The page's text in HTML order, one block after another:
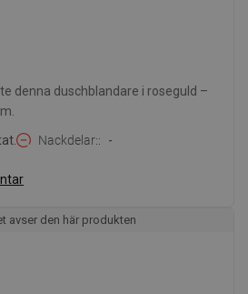
denna duschblandare i roseguld –
Nackdelar: -
avser den här produkten